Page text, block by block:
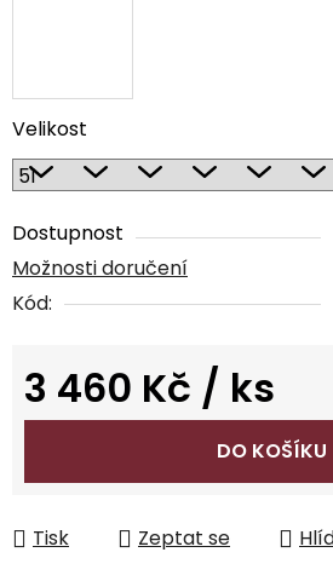
Velikost
Dostupnost
Možnosti doručení
Kód:
3 460 Kč / ks
Měrná cena:
DO KOŠÍKU
Tisk Zeptat se